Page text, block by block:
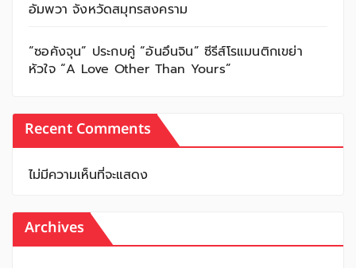
อัมพวา จังหวัดสมุทรสงคราม
“ซอคังจุน” ประกบคู่ “อันอึนจิน” ซีรีส์โรแมนติกเขย่า
หัวใจ “A Love Other Than Yours”
Recent Comments
ไม่มีความเห็นที่จะแสดง
Archives